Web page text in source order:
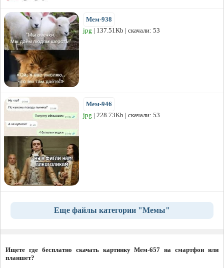
Мем-938
jpg | 137.51Kb | скачали: 53
Мем-946
jpg | 228.73Kb | скачали: 53
Еще файлы категории "Мемы"
Ищете где бесплатно скачать картинку Мем-657 на смартфон или
планшет?